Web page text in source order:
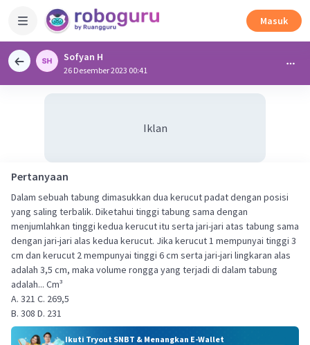
Masuk
Sofyan H
26 Desember 2023 00:41
Iklan
Pertanyaan
Dalam sebuah tabung dimasukkan dua kerucut padat dengan posisi
yang saling terbalik. Diketahui tinggi tabung sama dengan
menjumlahkan tinggi kedua kerucut itu serta jari-jari atas tabung sama
dengan jari-jari alas kedua kerucut. Jika kerucut 1 mempunyai tinggi 3
cm dan kerucut 2 mempunyai tinggi 6 cm serta jari-jari lingkaran alas
adalah 3,5 cm, maka volume rongga yang terjadi di dalam tabung
adalah... Cm³
A. 321 C. 269,5
B. 308 D. 231
Ikuti Tryout SNBT & Menangkan E-Wallet